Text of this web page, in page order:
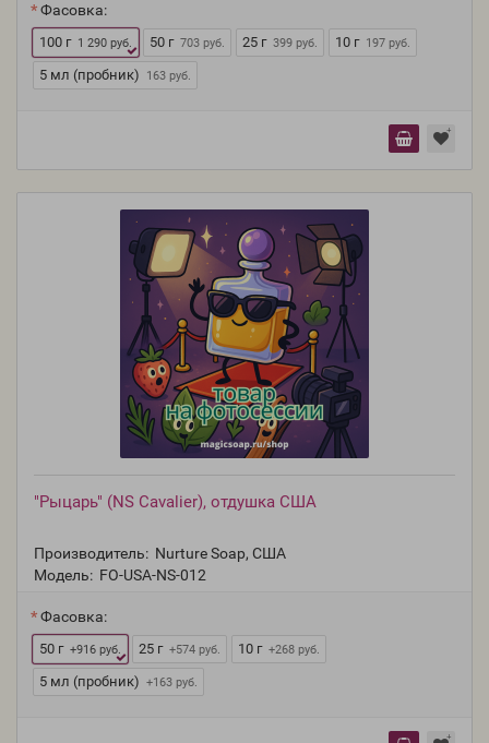
Фасовка:
100 г 1 290 руб. 50 г 703 руб. 25 г 399 руб. 10 г 197 руб.
5 мл (пробник) 163 руб.
"Рыцарь" (NS Cavalier), отдушка США
Производитель: Nurture Soap, США
Модель: FO-USA-NS-012
Фасовка:
50 г +916 руб. 25 г +574 руб. 10 г +268 руб.
5 мл (пробник) +163 руб.